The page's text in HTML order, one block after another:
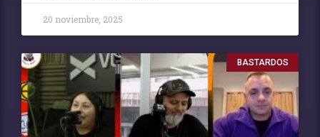
20 noviembre, 2025
BASTARDOS